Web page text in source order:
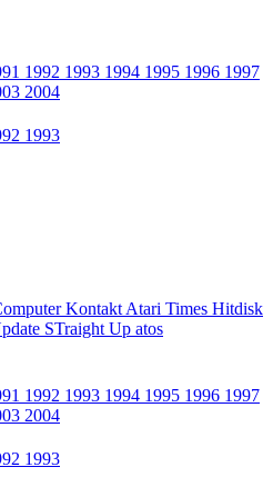
1992 1993 1994 1995 1996 1997
2004
1993
Kontakt Atari Times Hitdisk
STraight Up atos
1992 1993 1994 1995 1996 1997
2004
1993